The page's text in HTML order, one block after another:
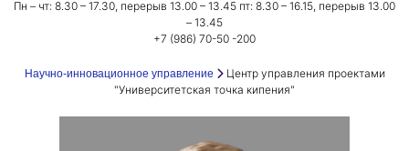
Пн – чт: 8.30 – 17.30, перерыв 13.00 – 13.45 пт: 8.30 – 16.15, перерыв 13.00
– 13.45
+7 (986) 70-50 -200
Научно-инновационное управление
Центр управления проектами
"Университетская точка кипения"